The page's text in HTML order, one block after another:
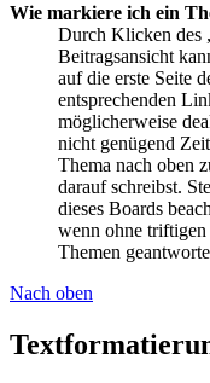
Wie markiere ich ein
Durch Klicken des
Beitragsansicht
auf die erste Seite
entsprechenden
möglicherweise
nicht genügend
Thema nach oben
darauf schreibst.
dieses Boards
wenn ohne triftigen
Themen
Nach oben